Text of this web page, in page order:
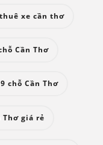
xe cần thơ
Cần Thơ
chỗ Cần Thơ
Thơ giá rẻ